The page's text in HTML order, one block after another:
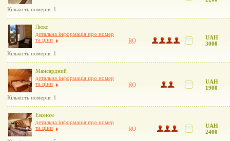
Кількість номерів: 1
Люкс
детальна інформація про номер
та ціни
Кількість номерів: 1
RO
UAH
3000
Мансардний
детальна інформація про номер
та ціни
Кількість номерів: 1
RO
UAH
1900
Економ
детальна інформація про номер
та ціни
RO
UAH
2400